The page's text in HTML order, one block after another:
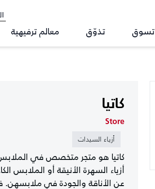
تسوق تذوّق معالم ترفيهية
كاتيا
Store
أزياء السيدات
كاتيا هو متجر متخصص في الملابس
أزياء السهرة الأنيقة أو الملابس
عن الأناقة والجودة في ملابسهن.